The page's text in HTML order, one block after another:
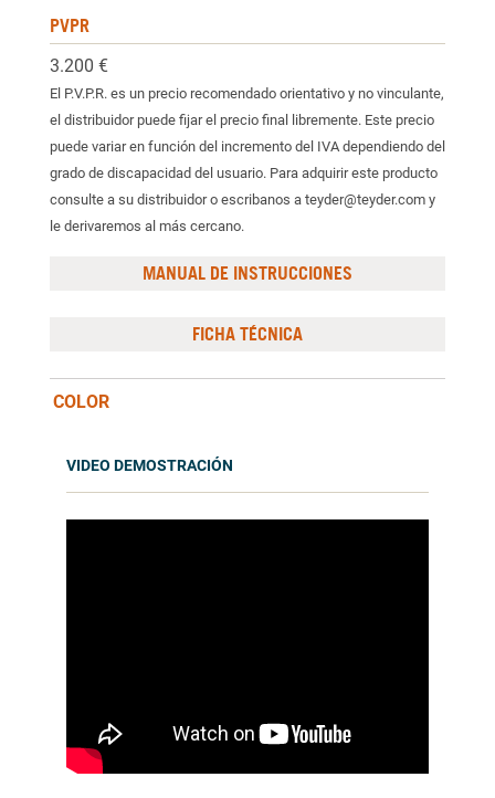
PVPR
3.200 €
El P.V.P.R. es un precio recomendado orientativo y no vinculante,
el distribuidor puede fijar el precio final libremente. Este precio
puede variar en función del incremento del IVA dependiendo del
grado de discapacidad del usuario. Para adquirir este producto
consulte a su distribuidor o escribanos a teyder@teyder.com y
le derivaremos al más cercano.
MANUAL DE INSTRUCCIONES
FICHA TÉCNICA
COLOR
VIDEO DEMOSTRACIÓN